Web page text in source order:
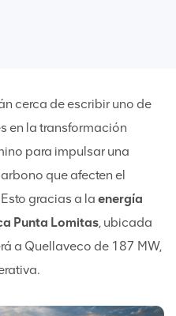
cerca de escribir uno de
en la transformación
para impulsar una
que afecten el
gracias a la energía
Punta Lomitas, ubicada
a Quellaveco de 187 MW,